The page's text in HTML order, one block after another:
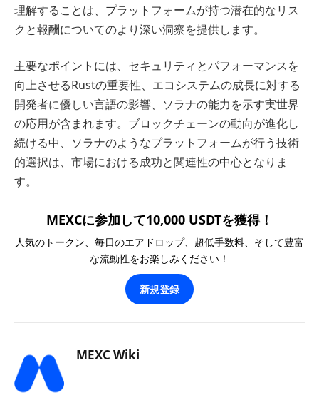
理解することは、プラットフォームが持つ潜在的なリス
クと報酬についてのより深い洞察を提供します。
主要なポイントには、セキュリティとパフォーマンスを
向上させるRustの重要性、エコシステムの成長に対する
開発者に優しい言語の影響、ソラナの能力を示す実世界
の応用が含まれます。ブロックチェーンの動向が進化し
続ける中、ソラナのようなプラットフォームが行う技術
的選択は、市場における成功と関連性の中心となりま
す。
MEXCに参加して10,000 USDTを獲得！
人気のトークン、毎日のエアドロップ、超低手数料、そして豊富
な流動性をお楽しみください！
新規登録
MEXC Wiki